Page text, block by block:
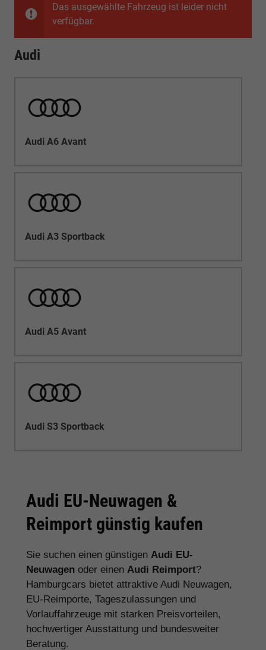
Das ausgewählte Fahrzeug ist leider nicht
verfügbar.
Audi
Audi A6 Avant
Audi A3 Sportback
Audi A5 Avant
Audi S3 Sportback
Audi EU-Neuwagen &
Reimport günstig kaufen
Sie suchen einen günstigen Audi EU-
Neuwagen oder einen Audi Reimport?
Hamburgcars bietet attraktive Audi Neuwagen,
EU-Reimporte, Tageszulassungen und
Vorlauffahrzeuge mit starken Preisvorteilen,
hochwertiger Ausstattung und bundesweiter
Beratung.